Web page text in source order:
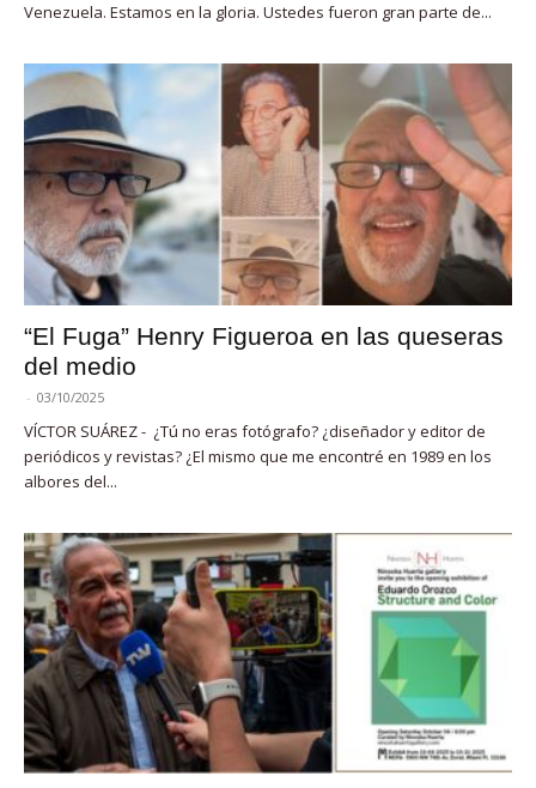
Venezuela. Estamos en la gloria. Ustedes fueron gran parte de...
“El Fuga” Henry Figueroa en las queseras
del medio
- 03/10/2025
VÍCTOR SUÁREZ - ¿Tú no eras fotógrafo? ¿diseñador y editor de
periódicos y revistas? ¿El mismo que me encontré en 1989 en los
albores del...